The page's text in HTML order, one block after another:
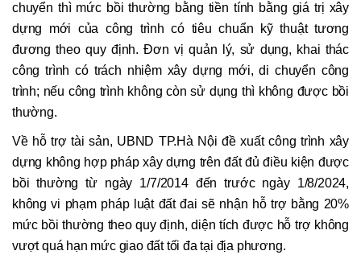
chuyển thì mức bồi thường bằng tiền tính bằng giá trị xây
dựng mới của công trình có tiêu chuẩn kỹ thuật tương
đương theo quy định. Đơn vị quản lý, sử dụng, khai thác
công trình có trách nhiệm xây dựng mới, di chuyển công
trình; nếu công trình không còn sử dụng thì không được bồi
thường.
Về hỗ trợ tài sản, UBND TP.Hà Nội đề xuất công trình xây
dựng không hợp pháp xây dựng trên đất đủ điều kiện được
bồi thường từ ngày 1/7/2014 đến trước ngày 1/8/2024,
không vi phạm pháp luật đất đai sẽ nhận hỗ trợ bằng 20%
mức bồi thường theo quy định, diện tích được hỗ trợ không
vượt quá hạn mức giao đất tối đa tại địa phương.